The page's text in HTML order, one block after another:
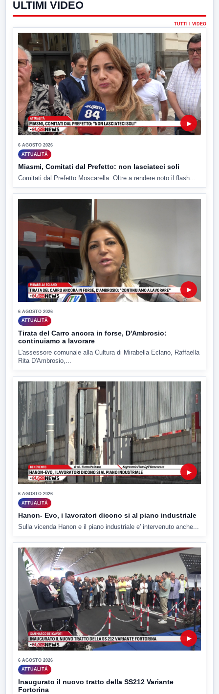
ULTIMI VIDEO
TUTTI I VIDEO
▶
6 AGOSTO 2026
ATTUALITÀ
Miasmi, Comitati dal Prefetto: non lasciateci soli
Comitati dal Prefetto Moscarella. Oltre a rendere noto il flash...
▶
6 AGOSTO 2026
ATTUALITÀ
Tirata del Carro ancora in forse, D'Ambrosio:
continuiamo a lavorare
L'assessore comunale alla Cultura di Mirabella Eclano, Raffaella
Rita D'Ambrosio,...
▶
6 AGOSTO 2026
ATTUALITÀ
Hanon- Evo, i lavoratori dicono si al piano industriale
Sulla vicenda Hanon e il piano industriale e' intervenuto anche...
▶
6 AGOSTO 2026
ATTUALITÀ
Inaugurato il nuovo tratto della SS212 Variante
Fortorina